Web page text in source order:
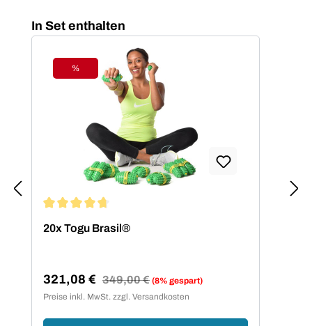
Produktgalerie überspringen
In Set enthalten
Rabatt
%
20x Togu Brasil®
Verkaufspreis:
321,08 € Regulärer Preis:
349,00 € (8% gespart)
Preise inkl. MwSt. zzgl. Versandkosten